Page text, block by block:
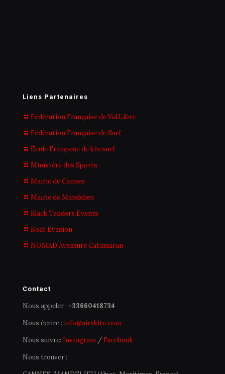
Liens Partenaires
Fédération Française de Vol Libre
Fédération Française de Surf
École Française de kitesurf
Ministère des Sports
Mairie de Cannes
Mairie de Mandelieu
Black Tenders Events
Boat Evasion
NOMAD Aventure Catamaran
Contact
Nous appeler : +33660418734
Nous écrire : info@airxkite.com
Nous suivre: Instagram / Facebook
Nous trouver :